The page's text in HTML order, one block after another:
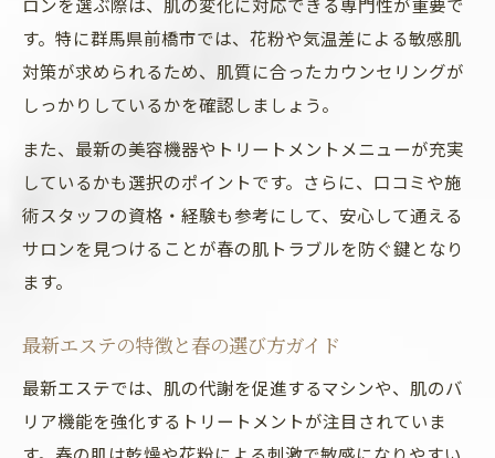
す。特に群馬県前橋市では、花粉や気温差による敏感肌
対策が求められるため、肌質に合ったカウンセリングが
しっかりしているかを確認しましょう。
また、最新の美容機器やトリートメントメニューが充実
しているかも選択のポイントです。さらに、口コミや施
術スタッフの資格・経験も参考にして、安心して通える
サロンを見つけることが春の肌トラブルを防ぐ鍵となり
ます。
最新エステの特徴と春の選び方ガイド
最新エステでは、肌の代謝を促進するマシンや、肌のバ
リア機能を強化するトリートメントが注目されていま